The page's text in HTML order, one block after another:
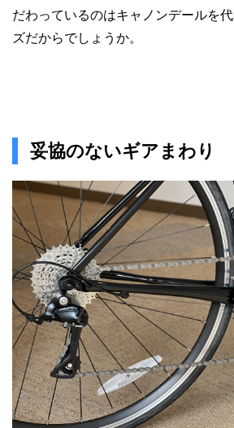
だわっているのはキャノンデールを
ズだからでしょうか。
妥協のないギアまわり